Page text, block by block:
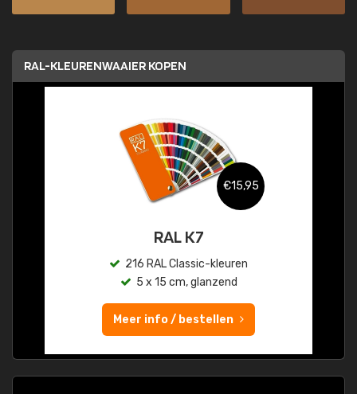
RAL-KLEURENWAAIER KOPEN
€15,95
RAL K7
216 RAL Classic-kleuren
5 x 15 cm, glanzend
Meer info / bestellen